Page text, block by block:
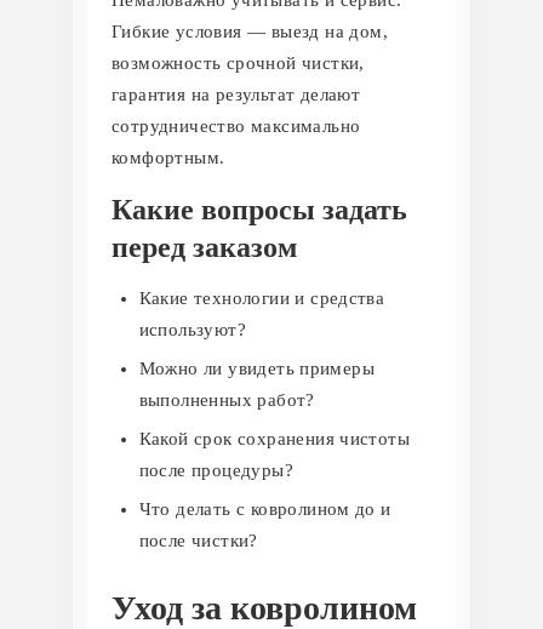
Гибкие условия — выезд на дом,
возможность срочной чистки,
гарантия на результат делают
сотрудничество максимально
комфортным.
Какие вопросы задать
перед заказом
Какие технологии и средства
используют?
Можно ли увидеть примеры
выполненных работ?
Какой срок сохранения чистоты
после процедуры?
Что делать с ковролином до и
после чистки?
Уход за ковролином